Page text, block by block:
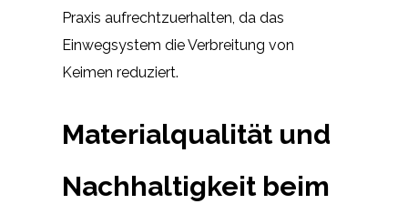
Praxis aufrechtzuerhalten, da das
Einwegsystem die Verbreitung von
Keimen reduziert.
Materialqualität und
Nachhaltigkeit beim